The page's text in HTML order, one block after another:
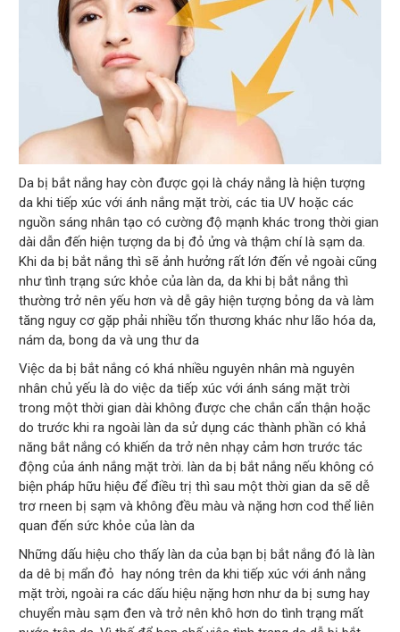
Da bị bắt nắng hay còn được gọi là cháy nắng là hiện tượng
da khi tiếp xúc với ánh nắng mặt trời, các tia UV hoặc các
nguồn sáng nhân tạo có cường độ mạnh khác trong thời gian
dài dẫn đến hiện tượng da bị đỏ ửng và thậm chí là sạm da.
Khi da bị bắt nắng thì sẽ ảnh hưởng rất lớn đến vẻ ngoài cũng
như tình trạng sức khỏe của làn da, da khi bị bắt nắng thì
thường trở nên yếu hơn và dễ gây hiện tượng bỏng da và làm
tăng nguy cơ gặp phải nhiều tổn thương khác như lão hóa da,
nám da, bong da và ung thư da
Việc da bị bắt nắng có khá nhiều nguyên nhân mà nguyên
nhân chủ yếu là do việc da tiếp xúc với ánh sáng mặt trời
trong một thời gian dài không được che chắn cẩn thận hoặc
do trước khi ra ngoài làn da sử dụng các thành phần có khả
năng bắt nắng có khiến da trở nên nhạy cảm hơn trước tác
động của ánh nắng mặt trời. làn da bị bắt nắng nếu không có
biện pháp hữu hiệu để điều trị thì sau một thời gian da sẽ dễ
trơ rneen bị sạm và không đều màu và nặng hơn cod thể liên
quan đến sức khỏe của làn da
Những dấu hiệu cho thấy làn da của bạn bị bắt nắng đó là làn
da dê bị mẩn đỏ hay nóng trên da khi tiếp xúc với ánh nắng
mặt trời, ngoài ra các dấu hiệu nặng hơn như da bị sưng hay
chuyển màu sạm đen và trở nên khô hơn do tình trạng mất